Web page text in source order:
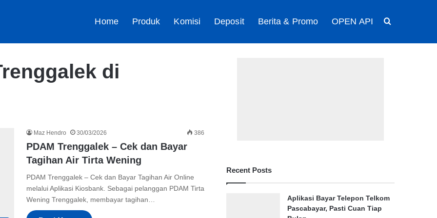
Home Produk Komisi Deposit Berita & Promo OPEN API
di
Maz Hendro 30/03/2026 386
PDAM Trenggalek – Cek dan Bayar
Tagihan Air Tirta Wening
PDAM Trenggalek – Cek dan Bayar Tagihan Air Online
melalui Aplikasi Kiosbank. Sebagai pelanggan PDAM Tirta
Wening Trenggalek, membayar tagihan…
Recent Posts
Aplikasi Bayar Telepon Telkom
Pascabayar, Pasti Cuan Tiap